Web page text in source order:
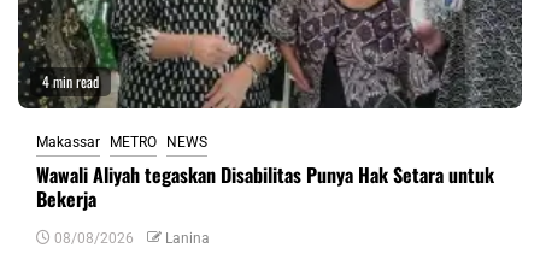
4 min read
Makassar METRO NEWS
Wawali Aliyah tegaskan Disabilitas Punya Hak Setara untuk
Bekerja
08/08/2026 Lanina